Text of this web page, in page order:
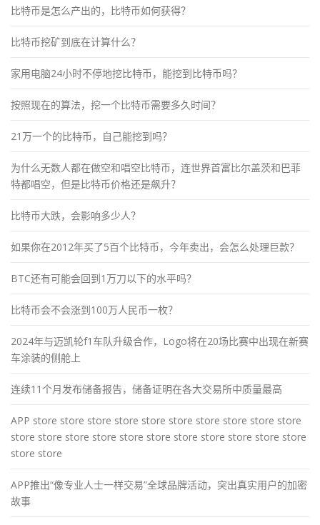
比特币是怎么产出的，比特币如何获得？
比特币挖矿到底在计算什么？
家用电脑24小时不停地挖比特币，能挖到比特币吗？
按照现在的算法，挖一个比特币需要多久时间？
21万一个的比特币，自己能挖到吗？
为什么无数人都在做空和唱空比特币，连世界首富比尔盖茨和巴菲
特都唱空，但是比特币价格还是飙升？
比特币大跌，会影响多少人？
如果你在2012年买了5百个比特币，今年卖出，会怎么处理巨款？
BTC还有可能会回到1万刀以下的水平吗？
比特币会不会涨到100万人民币一枚？
2024年与迈凯轮f1车队升级合作，Logo将在20场比赛中出现在新赛
车涂装的侧舱上
连续11个月发布储备报告，储备证明在各大交易所中质量最高
APP store store store store store store store store store store
store store store store store store store store store store store
store store
APP推出“像专业人士一样交易”全球品牌活动，突出真实用户的加密
故事